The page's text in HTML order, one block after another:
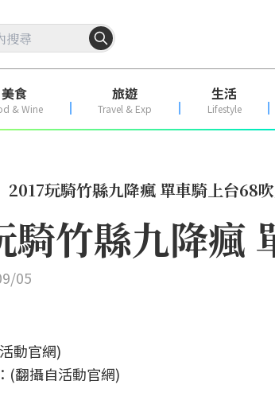
美食
& Wine
旅遊
Travel & Exp
生活
Lifestyle
2017玩騎竹縣九降瘋 單車騎上台68
騎竹縣九降瘋
05
(翻攝自活動官網)